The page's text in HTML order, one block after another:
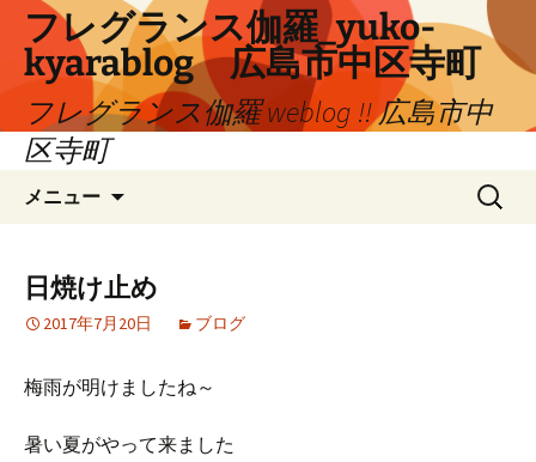
ツ
フレグランス伽羅_yuko-
kyarablog 広島市中区寺町
フレグランス伽羅 weblog !! 広島市中
区寺町
メニュー
検
索:
日焼け止め
2017年7月20日 ブログ
梅雨が明けましたね～
暑い夏がやって来ました